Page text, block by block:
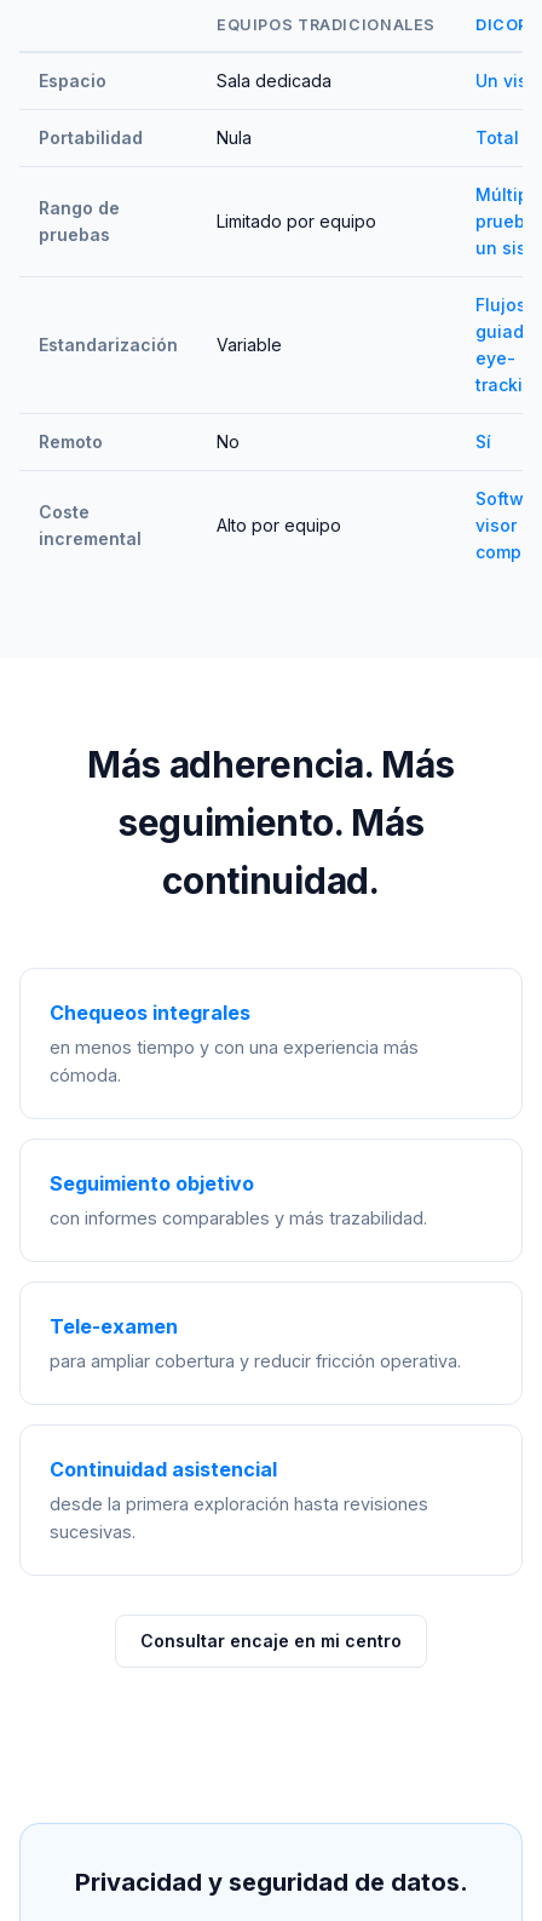
EQUIPOS TRADICIONALES DICOPT
Espacio Sala dedicada Un
Portabilidad Nula Total
Rango de
pruebas
Limitado por equipo
un
Estandarización Variable
Flujos
eye-
Remoto No Sí
Coste
incremental
Alto por equipo
visor
Más adherencia. Más
seguimiento. Más
continuidad.
Chequeos integrales
en menos tiempo y con una experiencia más
cómoda.
Seguimiento objetivo
con informes comparables y más trazabilidad.
Tele-examen
para ampliar cobertura y reducir fricción operativa.
Continuidad asistencial
desde la primera exploración hasta revisiones
sucesivas.
Consultar encaje en mi centro
Privacidad y seguridad de datos.